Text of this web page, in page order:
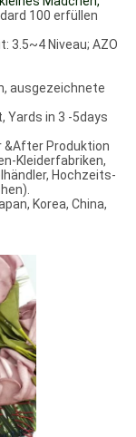
100 erfüllen
3.5~4 Niveau; AZO
ausgezeichnete
in 3 -5days
&After Produktion
Kleiderfabriken,
Hochzeits-
Korea, China,